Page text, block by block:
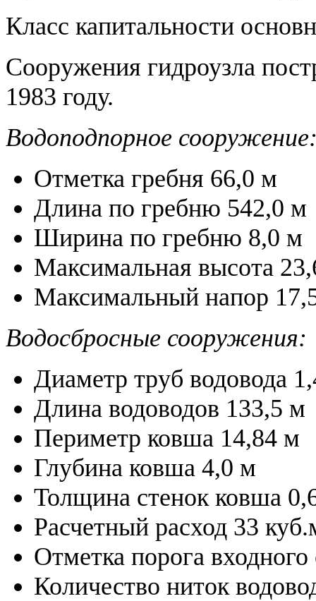
Класс капитальности
Сооружения гидроузла
1983 году.
Водоподпорное
Отметка гребня 66,0 м
Длина по гребню 542,0 м
Ширина по гребню 8,0 м
Максимальная высота
Максимальный напор
Водосбросные сооружения:
Диаметр труб водовода
Длина водоводов 133,5 м
Периметр ковша 14,84 м
Глубина ковша 4,0 м
Толщина стенок ковша
Расчетный расход 33
Отметка порога
Количество ниток